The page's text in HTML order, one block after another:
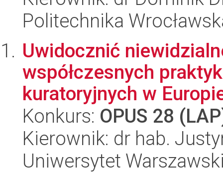
Politechnika
Uwidocznić
współczesnych
kuratoryjnych w
Konkurs: OPUS 28
Kierownik: dr hab.
Uniwersytet